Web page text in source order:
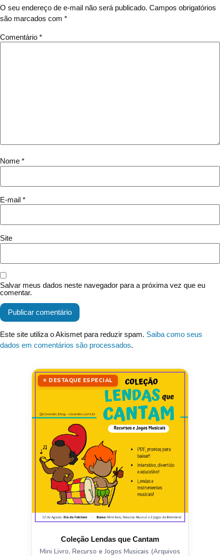
O seu endereço de e-mail não será publicado. Campos obrigatórios
são marcados com *
Comentário *
Nome *
E-mail *
Site
Salvar meus dados neste navegador para a próxima vez que eu
comentar.
Este site utiliza o Akismet para reduzir spam. Saiba como seus
dados em comentários são processados.
⭐ DESTAQUE ESPECIAL
Coleção Lendas que Cantam
Mini Livro, Recurso e Jogos Musicais (Arquivos